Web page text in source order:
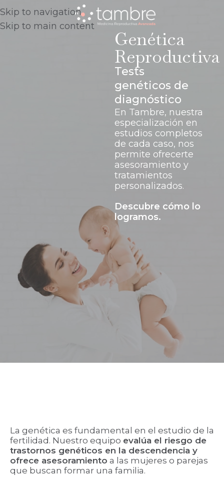
Skip to navigation
Skip to main content
Genética
Reproductiva
Tests
genéticos de
diagnóstico
En Tambre, nuestra
especialización en
estudios completos
de cada caso, nos
permite ofrecerte
asesoramiento y
tratamientos
personalizados.
Descubre cómo lo
logramos.
La genética es fundamental en el estudio de la
fertilidad. Nuestro equipo evalúa el riesgo de
trastornos genéticos en la descendencia y
ofrece asesoramiento a las mujeres o parejas
que buscan formar una familia.